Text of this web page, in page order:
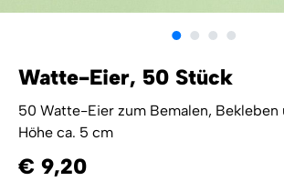
Watte-Eier, 50 Stück
50 Watte-Eier zum Bemalen, Bekleben
Höhe ca. 5 cm
€ 9,20